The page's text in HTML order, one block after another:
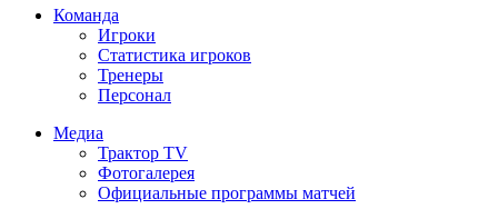
Команда
Игроки
Статистика игроков
Тренеры
Персонал
Медиа
Трактор TV
Фотогалерея
Официальные программы матчей